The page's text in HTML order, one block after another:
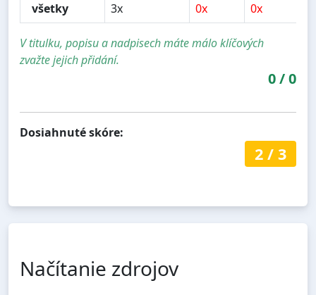
všetky
3x 0x 0x
V titulku, popisu a nadpisech máte málo klíčových
zvažte jejich přidání.
0/0
Dosiahnuté skóre:
2/ 3
Načítanie zdrojov